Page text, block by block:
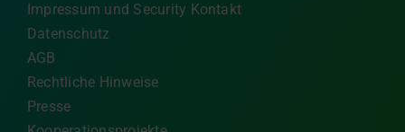
Impressum und Security Kontakt
Datenschutz
AGB
Rechtliche Hinweise
Presse